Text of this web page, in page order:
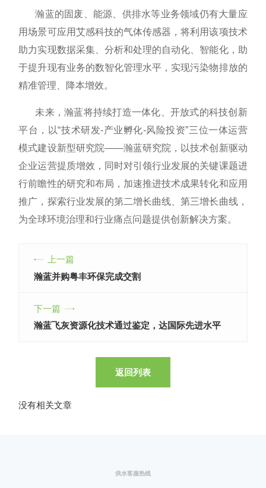
瀚蓝的固废、能源、供排水等业务领域仍有大量应
用场景可应用艾感科技的气体传感器，将利用该项技术
助力实现数据采集、分析和处理的自动化、智能化，助
于提升现有业务的数智化管理水平，实现污染物排放的
精准管理、降本增效。
未来，瀚蓝将持续打造一体化、开放式的科技创新
平台，以“技术研发-产业孵化-风险投资”三位一体运营
模式建设新型研究院——瀚蓝研究院，以技术创新驱动
企业运营提质增效，同时对引领行业发展的关键课题进
行前瞻性的研究和布局，加速推进技术成果转化和应用
推广，探索行业发展的第二增长曲线、第三增长曲线，
为全球环境治理和行业痛点问题提供创新解决方案。
上一篇
瀚蓝并购粤丰环保完成交割
下一篇
瀚蓝飞灰资源化技术通过鉴定，达国际先进水平
返回列表
没有相关文章
供水客服热线